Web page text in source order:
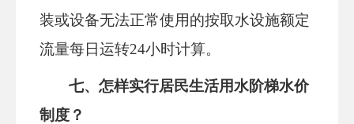
装或设备无法正常使用的按取水设施额定
流量每日运转24小时计算。
七、怎样实行居民生活用水阶梯水价
制度 ？